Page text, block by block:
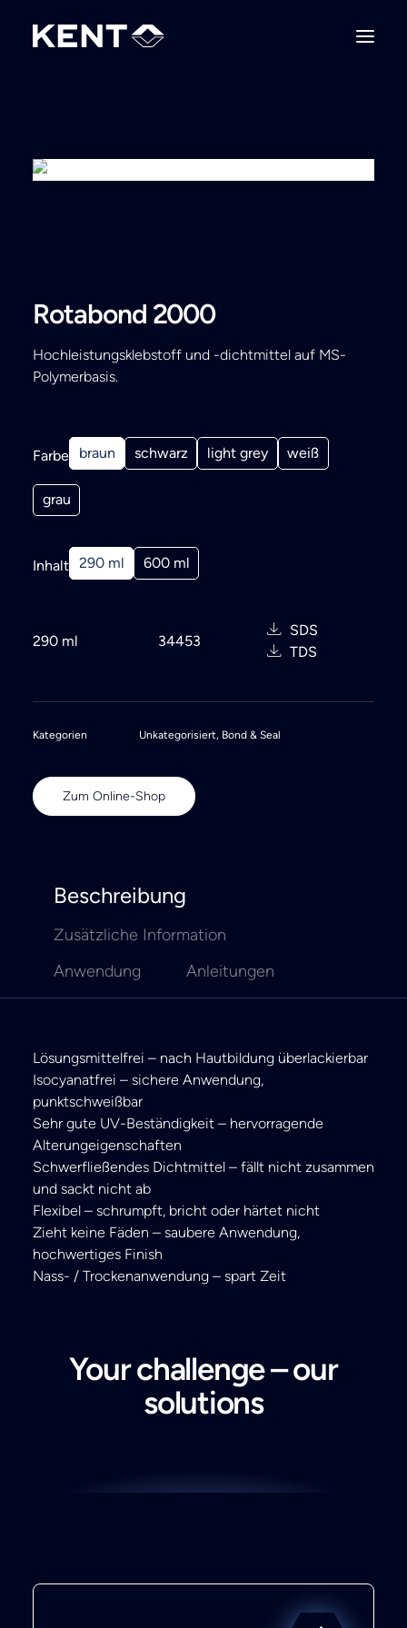
Rotabond 2000
Hochleistungsklebstoff und -dichtmittel auf MS-
Polymerbasis.
Farbe braun schwarz light grey weiß
grau
Inhalt 290 ml 600 ml
290 ml 34453
SDS
TDS
Kategorien Unkategorisiert, Bond & Seal
Zum Online-Shop
Beschreibung
Zusätzliche Information
Anwendung
Anleitungen
Lösungsmittelfrei – nach Hautbildung überlackierbar
Isocyanatfrei – sichere Anwendung,
punktschweißbar
Sehr gute UV-Beständigkeit – hervorragende
Alterungeigenschaften
Schwerfließendes Dichtmittel – fällt nicht zusammen
und sackt nicht ab
Flexibel – schrumpft, bricht oder härtet nicht
Zieht keine Fäden – saubere Anwendung,
hochwertiges Finish
Nass- / Trockenanwendung – spart Zeit
Your challenge – our
solutions